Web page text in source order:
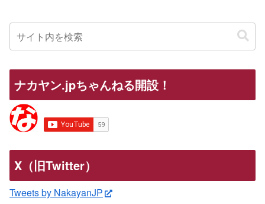
ナカヤン.jpちゃんねる開設！
X（旧Twitter）
Tweets by NakayanJP